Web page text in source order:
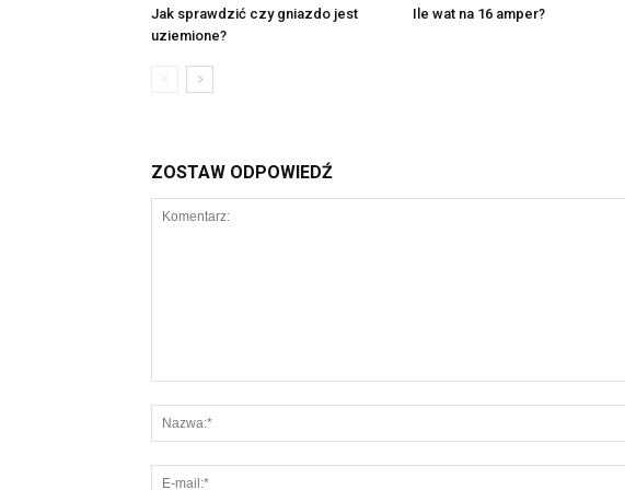
Jak sprawdzić czy gniazdo jest
uziemione?
Ile wat na 16 amper?
ZOSTAW ODPOWIEDŹ